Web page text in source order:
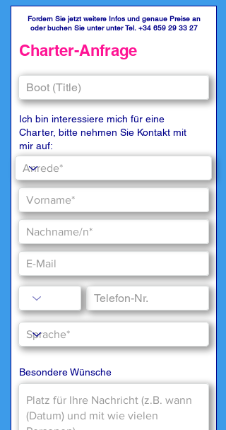
Fordern Sie jetzt weitere Infos und genaue Preise an
oder buchen Sie unter unter Tel. +34 659 29 33 27
Charter-Anfrage
Ich bin interessiere mich für eine
Charter, bitte nehmen Sie Kontakt mit
mir auf:
Besondere Wünsche